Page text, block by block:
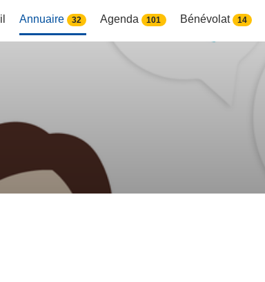
Annuaire 32 Agenda 101 Bénévolat 14